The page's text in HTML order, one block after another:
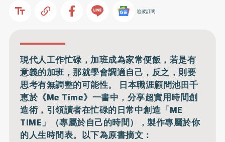
追蹤訂閱
現代人工作忙碌，加班成為家常便飯，若是有
意義的加班，那就學會調適自己，反之，則要
思考有無調整的可能性。 日本職涯顧問池田千
恵於《Me Time》一書中，分享超實用時間創
造術，引領讀者在忙碌的日常中創造「ME
TIME」（專屬於自己的時間），製作專屬於你
的人生時間表。以下為原書摘文：